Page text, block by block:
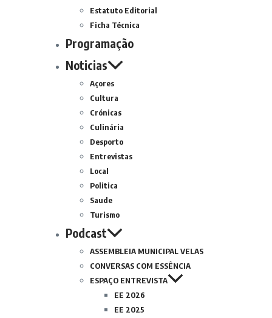
Estatuto Editorial
Ficha Técnica
Programação
Noticias
Açores
Cultura
Crónicas
Culinária
Desporto
Entrevistas
Local
Politica
Saude
Turismo
Podcast
ASSEMBLEIA MUNICIPAL VELAS
CONVERSAS COM ESSÊNCIA
ESPAÇO ENTREVISTA
EE 2026
EE 2025